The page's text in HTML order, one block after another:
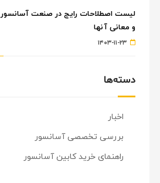
لیست اصطلاحات رایج در صنعت آسانسور
و معانی آنها
۱۴۰۳-۱۱-۲۳
دسته‌ها
اخبار
بررسی تخصصی آسانسور
راهنمای خرید کابین آسانسور